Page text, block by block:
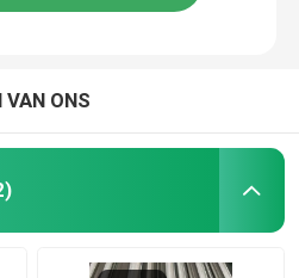
VAN ONS